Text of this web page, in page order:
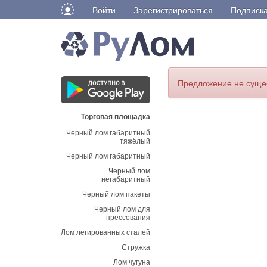
Войти Зарегистрироваться
Торговая площадка
Черный лом габаритный
тяжёлый
Черный лом габаритный
Черный лом
негабаритный
Черный лом пакеты
Черный лом для
прессования
Лом легированных сталей
Стружка
Лом чугуна
Предложение не